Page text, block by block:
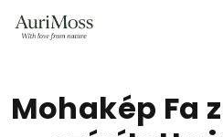
Mohakép Fa